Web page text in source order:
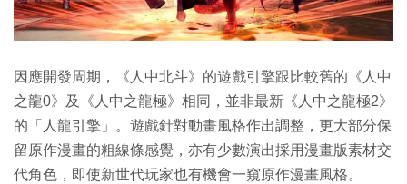
因應開發周期，《人中北斗》的遊戲引擎跟比較舊的《人中
之龍0》及《人中之龍極》相同，並非最新《人中之龍極2》
的「人龍引擎」。遊戲針對動畫風格作出調整，更大部分保
留原作漫畫的粗線條感覺，亦有少數演出採用漫畫版素材交
代角色，即使新世代玩家也有機會一窺原作漫畫風格。